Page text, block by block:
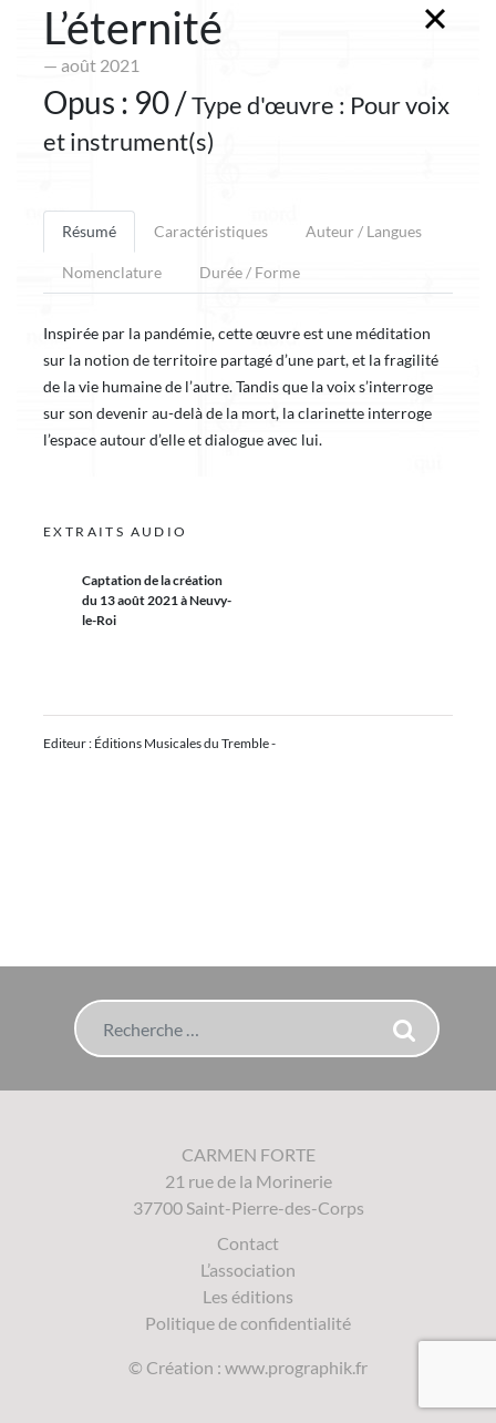
L’éternité
— août 2021
Opus : 90 /Type d'œuvre : Pour voix
et instrument(s)
Résumé Caractéristiques Auteur / Langues
Nomenclature Durée / Forme
Inspirée par la pandémie, cette œuvre est une méditation
sur la notion de territoire partagé d’une part, et la fragilité
de la vie humaine de l’autre. Tandis que la voix s’interroge
sur son devenir au-delà de la mort, la clarinette interroge
l’espace autour d’elle et dialogue avec lui.
EXTRAITS AUDIO
Captation de la création
du 13 août 2021 à Neuvy-
le-Roi
Editeur : Éditions Musicales du Tremble -
Rechercher
CARMEN FORTE
21 rue de la Morinerie
37700 Saint-Pierre-des-Corps
Contact
L’association
Les éditions
Politique de confidentialité
© Création : www.prographik.fr